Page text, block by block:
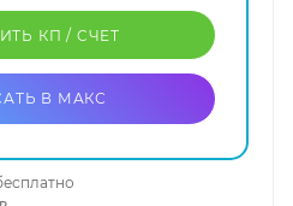
КП / CЧЕТ
В МАКС